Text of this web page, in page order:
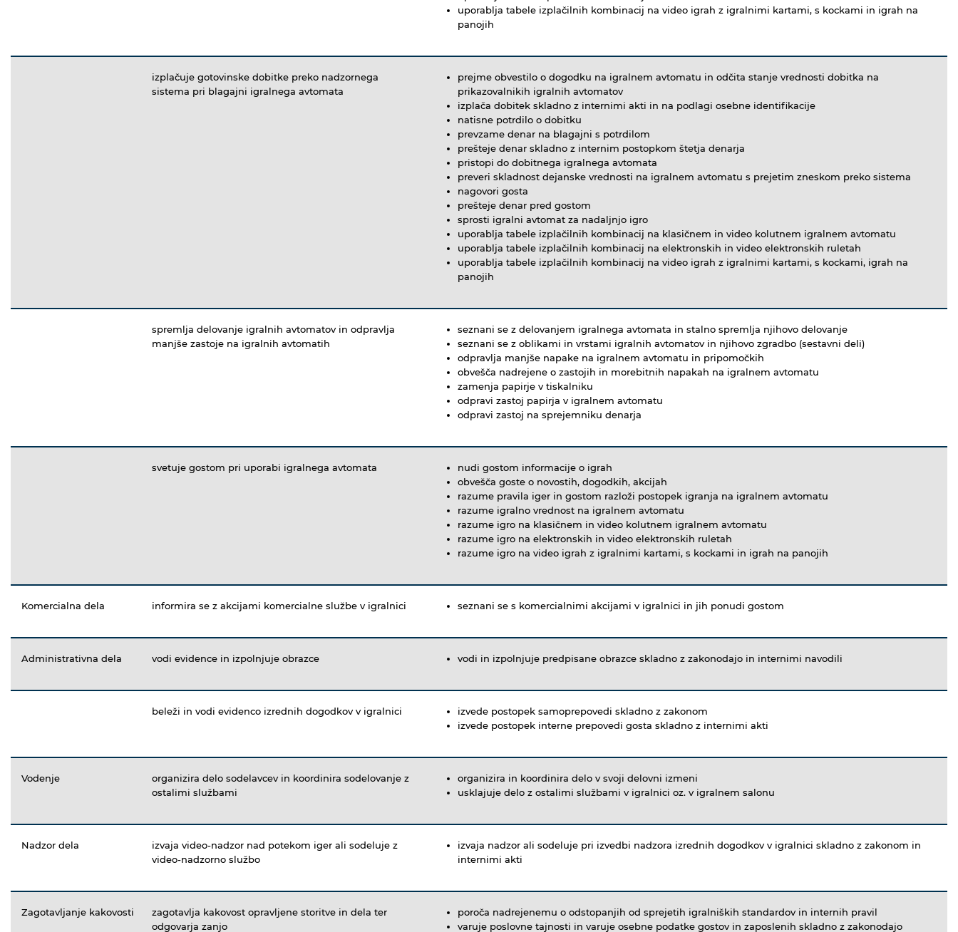
uporablja tabele izplačilnih kombinacij na video igrah z igralnimi kartami, s kockami in igrah na
panojih
izplačuje gotovinske dobitke preko nadzornega
sistema pri blagajni igralnega avtomata
prejme obvestilo o dogodku na igralnem avtomatu in odčita stanje vrednosti dobitka na
prikazovalnikih igralnih avtomatov
izplača dobitek skladno z internimi akti in na podlagi osebne identifikacije
natisne potrdilo o dobitku
prevzame denar na blagajni s potrdilom
prešteje denar skladno z internim postopkom štetja denarja
pristopi do dobitnega igralnega avtomata
preveri skladnost dejanske vrednosti na igralnem avtomatu s prejetim zneskom preko sistema
nagovori gosta
prešteje denar pred gostom
sprosti igralni avtomat za nadaljnjo igro
uporablja tabele izplačilnih kombinacij na klasičnem in video kolutnem igralnem avtomatu
uporablja tabele izplačilnih kombinacij na elektronskih in video elektronskih ruletah
uporablja tabele izplačilnih kombinacij na video igrah z igralnimi kartami, s kockami, igrah na
panojih
spremlja delovanje igralnih avtomatov in odpravlja
manjše zastoje na igralnih avtomatih
seznani se z delovanjem igralnega avtomata in stalno spremlja njihovo delovanje
seznani se z oblikami in vrstami igralnih avtomatov in njihovo zgradbo (sestavni deli)
odpravlja manjše napake na igralnem avtomatu in pripomočkih
obvešča nadrejene o zastojih in morebitnih napakah na igralnem avtomatu
zamenja papirje v tiskalniku
odpravi zastoj papirja v igralnem avtomatu
odpravi zastoj na sprejemniku denarja
svetuje gostom pri uporabi igralnega avtomata
nudi gostom informacije o igrah
obvešča goste o novostih, dogodkih, akcijah
razume pravila iger in gostom razloži postopek igranja na igralnem avtomatu
razume igralno vrednost na igralnem avtomatu
razume igro na klasičnem in video kolutnem igralnem avtomatu
razume igro na elektronskih in video elektronskih ruletah
razume igro na video igrah z igralnimi kartami, s kockami in igrah na panojih
Komercialna dela informira se z akcijami komercialne službe v igralnici seznani se s komercialnimi akcijami v igralnici in jih ponudi gostom
Administrativna dela vodi evidence in izpolnjuje obrazce vodi in izpolnjuje predpisane obrazce skladno z zakonodajo in internimi navodili
beleži in vodi evidenco izrednih dogodkov v igralnici
izvede postopek samoprepovedi skladno z zakonom
izvede postopek interne prepovedi gosta skladno z internimi akti
Vodenje
organizira delo sodelavcev in koordinira sodelovanje z
ostalimi službami
organizira in koordinira delo v svoji delovni izmeni
usklajuje delo z ostalimi službami v igralnici oz. v igralnem salonu
Nadzor dela
izvaja video-nadzor nad potekom iger ali sodeluje z
video-nadzorno službo
izvaja nadzor ali sodeluje pri izvedbi nadzora izrednih dogodkov v igralnici skladno z zakonom in
internimi akti
Zagotavljanje kakovosti
zagotavlja kakovost opravljene storitve in dela ter
odgovarja zanjo
poroča nadrejenemu o odstopanjih od sprejetih igralniških standardov in internih pravil
varuje poslovne tajnosti in varuje osebne podatke gostov in zaposlenih skladno z zakonodajo